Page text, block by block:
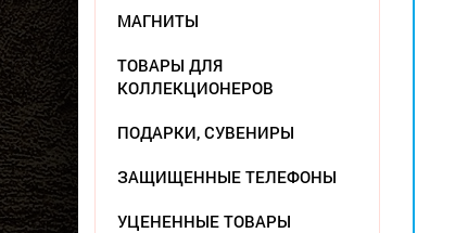
МАГНИТЫ
ТОВАРЫ ДЛЯ
КОЛЛЕКЦИОНЕРОВ
ПОДАРКИ, СУВЕНИРЫ
ЗАЩИЩЕННЫЕ ТЕЛЕФОНЫ
УЦЕНЕННЫЕ ТОВАРЫ